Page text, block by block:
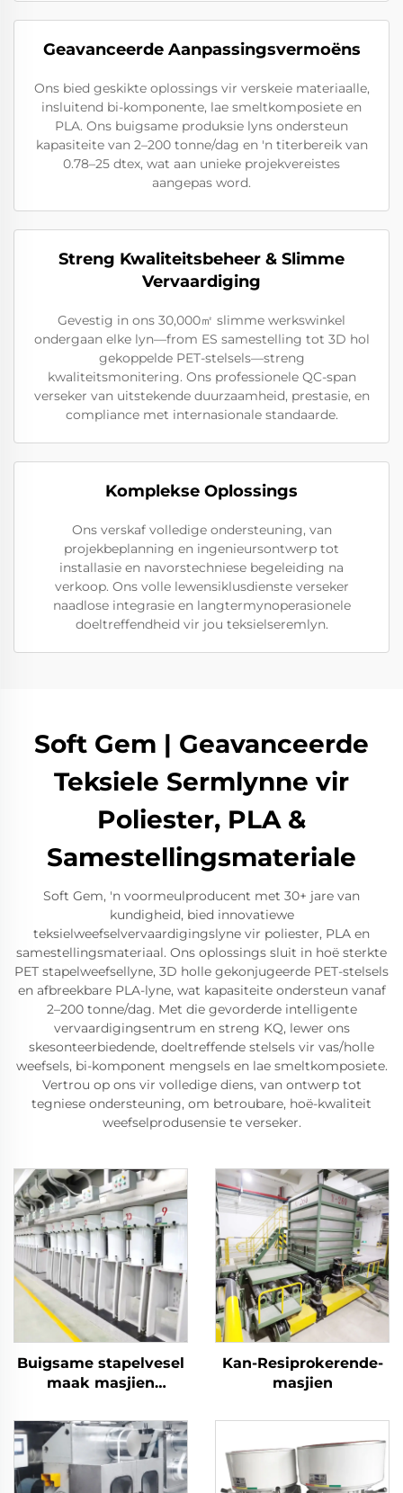
Geavanceerde Aanpassingsvermoëns
Ons bied geskikte oplossings vir verskeie materiaalle,
insluitend bi-komponente, lae smeltkomposiete en
PLA. Ons buigsame produksie lyns ondersteun
kapasiteite van 2–200 tonne/dag en 'n titerbereik van
0.78–25 dtex, wat aan unieke projekvereistes
aangepas word.
Streng Kwaliteitsbeheer & Slimme
Vervaardiging
Gevestig in ons 30,000㎡ slimme werkswinkel
ondergaan elke lyn—from ES samestelling tot 3D hol
gekoppelde PET-stelsels—streng
kwaliteitsmonitering. Ons professionele QC-span
verseker van uitstekende duurzaamheid, prestasie, en
compliance met internasionale standaarde.
Komplekse Oplossings
Ons verskaf volledige ondersteuning, van
projekbeplanning en ingenieursontwerp tot
installasie en navorstechniese begeleiding na
verkoop. Ons volle lewensiklusdienste verseker
naadlose integrasie en langtermynoperasionele
doeltreffendheid vir jou teksielseremlyn.
Soft Gem | Geavanceerde
Teksiele Sermlynne vir
Poliester, PLA &
Samestellingsmateriale
Soft Gem, 'n voormeulproducent met 30+ jare van
kundigheid, bied innovatiewe
teksielweefselvervaardigingslyne vir poliester, PLA en
samestellingsmateriaal. Ons oplossings sluit in hoë sterkte
PET stapelweefsellyne, 3D holle gekonjugeerde PET-stelsels
en afbreekbare PLA-lyne, wat kapasiteite ondersteun vanaf
2–200 tonne/dag. Met die gevorderde intelligente
vervaardigingsentrum en streng KQ, lewer ons
skesonteerbiedende, doeltreffende stelsels vir vas/holle
weefsels, bi-komponent mengsels en lae smeltkomposiete.
Vertrou op ons vir volledige diens, van ontwerp tot
tegniese ondersteuning, om betroubare, hoë-kwaliteit
weefselprodusensie te verseker.
Buigsame stapelvesel
maak masjien
produseer beide hol
en soliede vesel
Kan-Resiprokerende-
masjien